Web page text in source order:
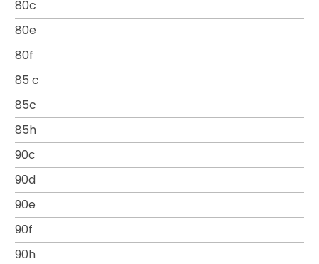
80c
80e
80f
85 c
85c
85h
90c
90d
90e
90f
90h